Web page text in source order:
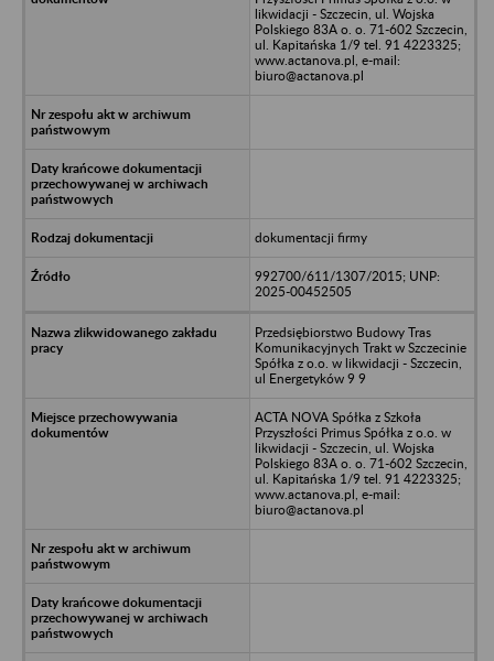
likwidacji - Szczecin, ul. Wojska
Polskiego 83A o. o. 71-602 Szczecin,
ul. Kapitańska 1/9 tel. 91 4223325;
www.actanova.pl, e-mail:
biuro@actanova.pl
dokumentacji firmy
992700/611/1307/2015; UNP:
2025-00452505
Przedsiębiorstwo Budowy Tras
Komunikacyjnych Trakt w Szczecinie
Spółka z o.o. w likwidacji - Szczecin,
ul Energetyków 9 9
ACTA NOVA Spółka z Szkoła
Przyszłości Primus Spółka z o.o. w
likwidacji - Szczecin, ul. Wojska
Polskiego 83A o. o. 71-602 Szczecin,
ul. Kapitańska 1/9 tel. 91 4223325;
www.actanova.pl, e-mail:
biuro@actanova.pl